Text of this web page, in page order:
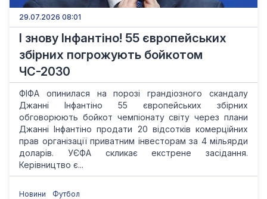
29.07.2026 08:01
І знову Інфантіно! 55 європейських
збірних погрожують бойкотом
ЧС-2030
ФІФА опинилася на порозі гpaндіозного скандалу
Джанні Інфантіно 55 європейських збірних
обговорюють бойкот чемпіонату світу через плани
Джанні Інфантіно продати 20 відсотків комерційних
прав організації приватним інвесторам за 4 мільярди
доларів. УЄФА скликає екстрене засідання.
Керівництво є...
Новини Футбол